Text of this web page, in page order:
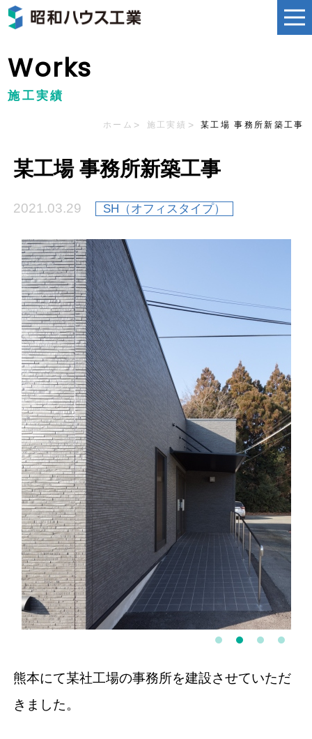
Works
施工実績
ホーム 施工実績 某工場 事務所新築工事
某工場 事務所新築工事
2021.03.29 SH（オフィスタイプ）
1 2 3 4
熊本にて某社工場の事務所を建設させていただ
きました。